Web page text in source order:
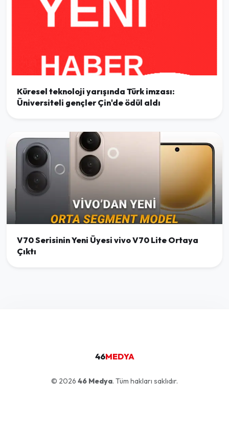
Küresel teknoloji yarışında Türk imzası:
Üniversiteli gençler Çin'de ödül aldı
V70 Serisinin Yeni Üyesi vivo V70 Lite Ortaya
Çıktı
46MEDYA
© 2026 46 Medya. Tüm hakları saklıdır.